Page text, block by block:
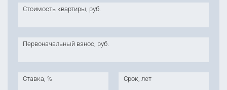
Стоимость квартиры, руб.
Первоначальный взнос, руб.
Ставка, % Срок, лет